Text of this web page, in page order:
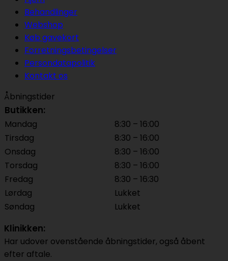
Behandlinger
Webshop
Køb gavekort
Forretningsbetingelser
Persondatapolitik
Kontakt os
Åbningstider
Butikken:
Mandag
8:30 – 16:00
Tirsdag
8:30 – 16:00
Onsdag
8:30 – 16:00
Torsdag
8:30 – 16:00
Fredag
8:30 – 16:30
Lørdag
Lukket
Søndag
Lukket
Klinikken:
Har udover ovenstående åbningstider, også åbent
efter aftale.